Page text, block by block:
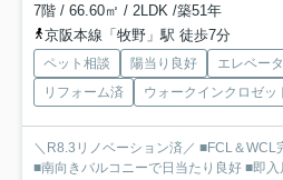
7階 / 66.60㎡ / 2LDK /築51年
京阪本線「牧野」駅 徒歩7分
ペット相談 陽当り良好 エレベー
リフォーム済
ウォークインクロゼッ
＼R8.3リノベーション済／ ■FCL＆WCL
■南向きバルコニーで日当たり良好 ■即入